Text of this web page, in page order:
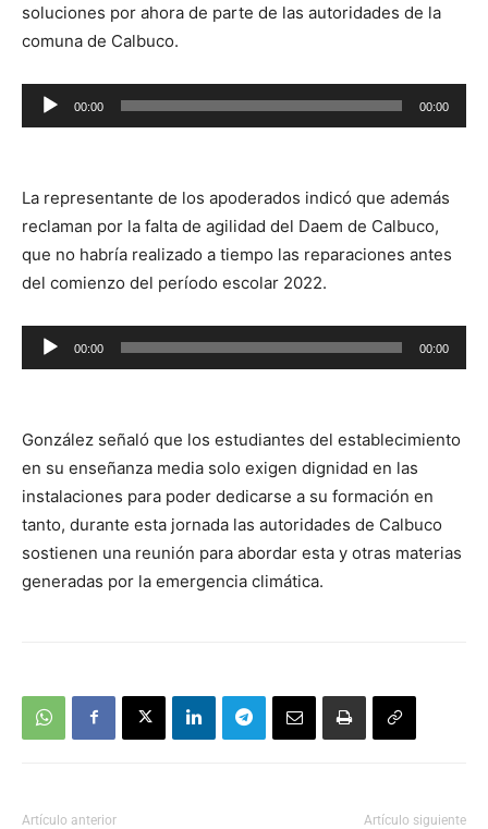
soluciones por ahora de parte de las autoridades de la
comuna de Calbuco.
Reproductor
de
00:00 00:00
La representante de los apoderados indicó que además
reclaman por la falta de agilidad del Daem de Calbuco,
que no habría realizado a tiempo las reparaciones antes
del comienzo del período escolar 2022.
Reproductor
de
00:00 00:00
González señaló que los estudiantes del establecimiento
en su enseñanza media solo exigen dignidad en las
instalaciones para poder dedicarse a su formación en
tanto, durante esta jornada las autoridades de Calbuco
sostienen una reunión para abordar esta y otras materias
generadas por la emergencia climática.
Artículo anterior Artículo siguiente